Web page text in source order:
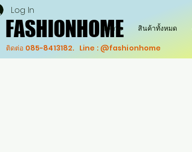
FASHIONHOME
FASHIONHOME
ติดต่อ 085-8413182. Line : @fashionhome
Log In
Home สินค้าทั้งหมด